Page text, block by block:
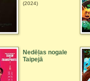
(2024)
Nedēļas nogale
Taipejā